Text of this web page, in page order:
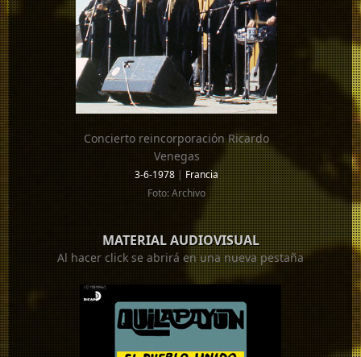
Concierto reincorporación Ricardo
Venegas
3-6-1978 | Francia
Foto: Archivo
MATERIAL AUDIOVISUAL
Al hacer click se abrirá en una nueva pestaña